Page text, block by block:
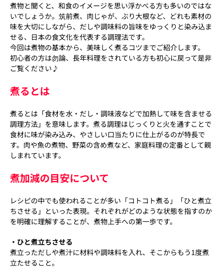
煮物と聞くと、和食のイメージを思い浮かべる方も多いのではな
いでしょうか。筑前煮、肉じゃが、ぶり大根など、どれも素材の
味を大切にしながら、だしや調味料の旨味をゆっくりと染み込ま
せる、日本の食文化を代表する調理法です。
今回は煮物の基本から、美味しく煮るコツまでご紹介します。
初心者の方は勿論、長年料理をされている方も初心に戻って是非
ご覧ください♪
煮るとは
煮るとは「食材を水・だし・調味液などで加熱して味を含ませる
調理方法」を意味します。煮る調理はじっくりと火を通すことで
食材に味が染み込み、やさしい口当たりに仕上がるのが特長で
す。肉や魚の煮物、野菜の含め煮など、家庭料理の定番として親
しまれています。
煮加減の目安について
レシピの中でも使われることが多い「コトコト煮る」「ひと煮立
ちさせる」といった表現。それぞれがどのような状態を指すのか
を明確に理解することが、煮物上手への第一歩です。
・ひと煮立ちさせる
煮立っただしや煮汁に材料や調味料を入れ、そこからもう1度煮
立たせること。